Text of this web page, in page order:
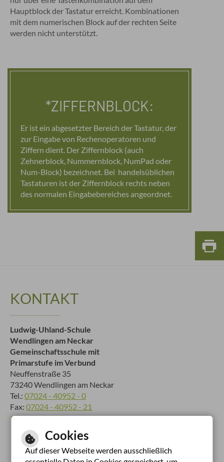
Hauptblock der Tastatur erreicht. Kombinationen
mit dem numerischen Block auf der rechten Seite
werden nicht unterstützt.
*ZIFFERNBLOCK:
Er ist ein abgesetzter Bereich der Tastatur, der
zur Eingabe von Rechenoperatoren und
Ziffern dient. Der Ziffernblock (auch
Zehnerblock, Nummernblock, NumPad oder
Num-Block) bezeichnet. Bei handelsüblichen
Tastaturen ist der Ziffernblock rechts neben
des normalen Eingabebereiches angeordnet.
KONTAKT
Ludwig-Uhland-Schule
Wendlingen am Neckar
Gemeinschaftsschule mit
Primarstufe im Verbund
Neuffenstraße 35
73240 Wendlingen am Neckar
Tel.: 07024 - 40952 - 0
Fax: 07024 - 40952 - 21
E-Mail schreiben
Cookies
Auf dieser Webseite werden ausschließlich